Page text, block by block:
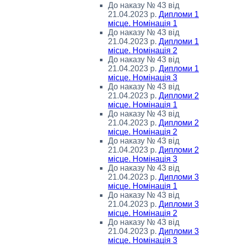
До наказу № 43 від
21.04.2023 р. Дипломи 1
місце. Номінація 1
До наказу № 43 від
21.04.2023 р. Дипломи 1
місце. Номінація 2
До наказу № 43 від
21.04.2023 р. Дипломи 1
місце. Номінація 3
До наказу № 43 від
21.04.2023 р. Дипломи 2
місце. Номінація 1
До наказу № 43 від
21.04.2023 р. Дипломи 2
місце. Номінація 2
До наказу № 43 від
21.04.2023 р. Дипломи 2
місце. Номінація 3
До наказу № 43 від
21.04.2023 р. Дипломи 3
місце. Номінація 1
До наказу № 43 від
21.04.2023 р. Дипломи 3
місце. Номінація 2
До наказу № 43 від
21.04.2023 р. Дипломи 3
місце. Номінація 3